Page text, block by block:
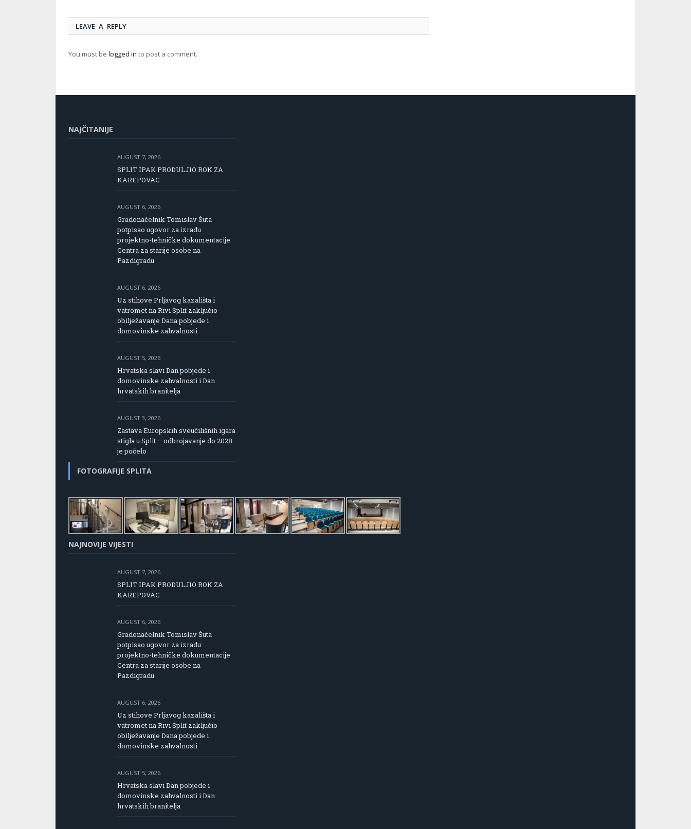
LEAVE A REPLY
You must be logged in to post a comment.
NAJČITANIJE
AUGUST 7, 2026
SPLIT IPAK PRODULJIO ROK ZA
KAREPOVAC
AUGUST 6, 2026
Gradonačelnik Tomislav Šuta
potpisao ugovor za izradu
projektno-tehničke dokumentacije
Centra za starije osobe na
Pazdigradu
AUGUST 6, 2026
Uz stihove Prljavog kazališta i
vatromet na Rivi Split zaključio
obilježavanje Dana pobjede i
domovinske zahvalnosti
AUGUST 5, 2026
Hrvatska slavi Dan pobjede i
domovinske zahvalnosti i Dan
hrvatskih branitelja
AUGUST 3, 2026
Zastava Europskih sveučilišnih igara
stigla u Split – odbrojavanje do 2028.
je počelo
FOTOGRAFIJE SPLITA
NAJNOVIJE VIJESTI
AUGUST 7, 2026
SPLIT IPAK PRODULJIO ROK ZA
KAREPOVAC
AUGUST 6, 2026
Gradonačelnik Tomislav Šuta
potpisao ugovor za izradu
projektno-tehničke dokumentacije
Centra za starije osobe na
Pazdigradu
AUGUST 6, 2026
Uz stihove Prljavog kazališta i
vatromet na Rivi Split zaključio
obilježavanje Dana pobjede i
domovinske zahvalnosti
AUGUST 5, 2026
Hrvatska slavi Dan pobjede i
domovinske zahvalnosti i Dan
hrvatskih branitelja